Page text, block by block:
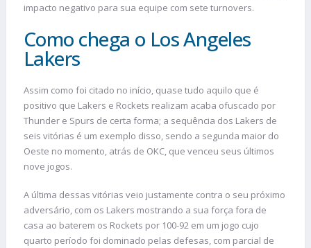
impacto negativo para sua equipe com sete turnovers.
Como chega o Los Angeles
Lakers
Assim como foi citado no início, quase tudo aquilo que é
positivo que Lakers e Rockets realizam acaba ofuscado por
Thunder e Spurs de certa forma; a sequência dos Lakers de
seis vitórias é um exemplo disso, sendo a segunda maior do
Oeste no momento, atrás de OKC, que venceu seus últimos
nove jogos.
A última dessas vitórias veio justamente contra o seu próximo
adversário, com os Lakers mostrando a sua força fora de
casa ao baterem os Rockets por 100-92 em um jogo cujo
quarto período foi dominado pelas defesas, com parcial de